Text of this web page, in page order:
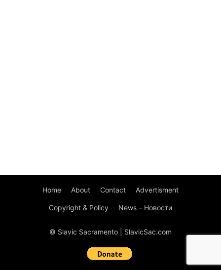
Home About Contact Advertisment
Copyright & Policy News – Новости
© Slavic Sacramento | SlavicSac.com